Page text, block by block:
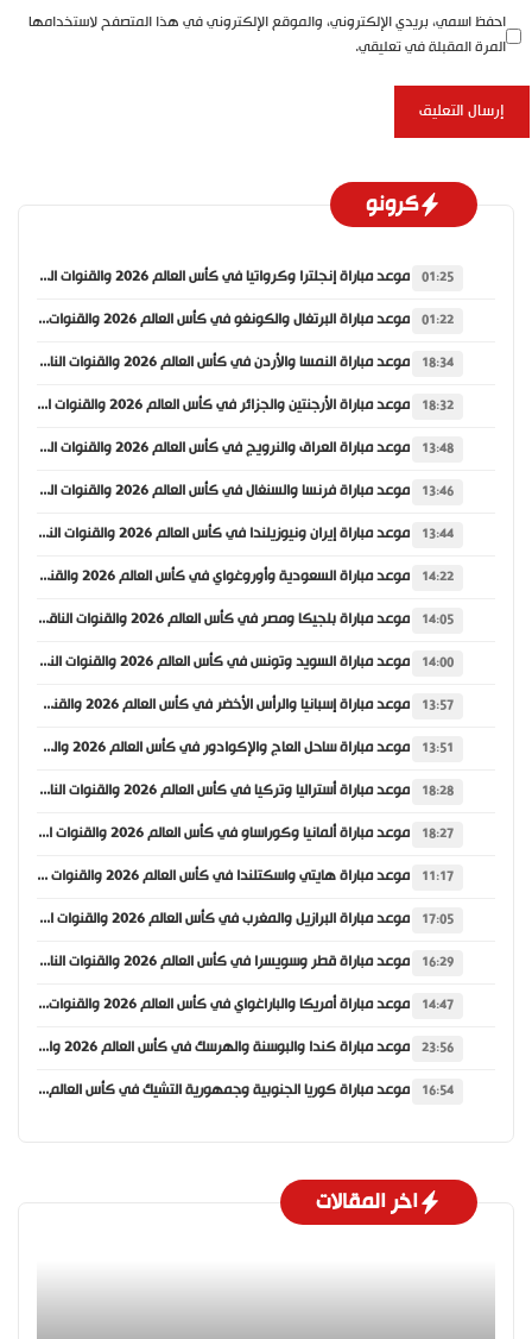
احفظ اسمي، بريدي الإلكتروني، والموقع الإلكتروني في هذا المتصفح لاستخدامها
المرة المقبلة في تعليقي.
كرونو
01:25 موعد مباراة إنجلترا وكرواتيا في كأس العالم 2026 والقنوات الناقلة
01:22 موعد مباراة البرتغال والكونغو في كأس العالم 2026 والقنوات الناقلة
18:34 موعد مباراة النمسا والأردن في كأس العالم 2026 والقنوات الناقلة
18:32 موعد مباراة الأرجنتين والجزائر في كأس العالم 2026 والقنوات الناقلة
13:48 موعد مباراة العراق والنرويج في كأس العالم 2026 والقنوات الناقلة
13:46 موعد مباراة فرنسا والسنغال في كأس العالم 2026 والقنوات الناقلة
13:44 موعد مباراة إيران ونيوزيلندا في كأس العالم 2026 والقنوات الناقلة
14:22 موعد مباراة السعودية وأوروغواي في كأس العالم 2026 والقنوات الناقلة
14:05 موعد مباراة بلجيكا ومصر في كأس العالم 2026 والقنوات الناقلة
14:00 موعد مباراة السويد وتونس في كأس العالم 2026 والقنوات الناقلة
13:57 موعد مباراة إسبانيا والرأس الأخضر في كأس العالم 2026 والقنوات الناقلة
13:51 موعد مباراة ساحل العاج والإكوادور في كأس العالم 2026 والقنوات الناقلة
18:28 موعد مباراة أستراليا وتركيا في كأس العالم 2026 والقنوات الناقلة
18:27 موعد مباراة ألمانيا وكوراساو في كأس العالم 2026 والقنوات الناقلة
11:17 موعد مباراة هايتي واسكتلندا في كأس العالم 2026 والقنوات الناقلة
17:05 موعد مباراة البرازيل والمغرب في كأس العالم 2026 والقنوات الناقلة
16:29 موعد مباراة قطر وسويسرا في كأس العالم 2026 والقنوات الناقلة
14:47 موعد مباراة أمريكا والباراغواي في كأس العالم 2026 والقنوات الناقلة
23:56 موعد مباراة كندا والبوسنة والهرسك في كأس العالم 2026 والقنوات الناقلة
16:54 موعد مباراة كوريا الجنوبية وجمهورية التشيك في كأس العالم 2026 والقنوات الناقلة
اخر المقالات